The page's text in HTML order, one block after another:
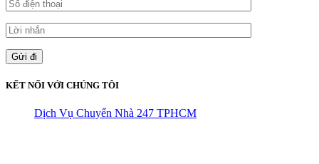
KẾT NỐI VỚI CHÚNG TÔI
Dịch Vụ Chuyển Nhà 247 TPHCM